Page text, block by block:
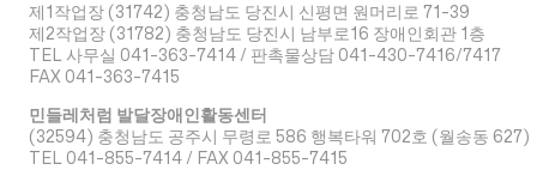
제1작업장 (31742) 충청남도 당진시 신평면 원머리로 71-39
​제2작업장 (31782) 충청남도 당진시 남부로16 장애인회관 1층
TEL 사무실 041-363-7414 / 판촉물상담 041-430-7416/7417
FAX 041-363-7415
민들레처럼 발달장애인활동센터
(32594) 충청남도 공주시 무령로 586 행복타워 702호 (월송동 627)
TEL 041-855-7414 / FAX 041-855-7415